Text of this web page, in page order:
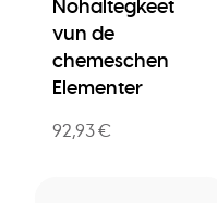
Nohaltegkeet
vun de
chemeschen
Elementer
92,93 €